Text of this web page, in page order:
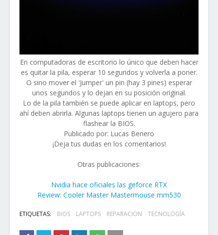
En computadoras de escritorio lo único que deben hacer
es quitar la pila, esperar 10 segundos y volverla a poner.
O sino mover el 'Jumper' un pin (hay 3 pines) esperar
unos segundos y lo dejan en su posición original.
Lo de la pila también se puede aplicar en laptops, pero
ahí deben abrirla. Algunas laptops tienen un agujero para
flashear la BIOS.
Publicado por: Lucas Benero
¡Deja tus dudas en los comentarios!
Otras publicaciones:
Nvidia hace oficiales las geforce RTX
Review: Cooler Master Mastermouse mm530
ETIQUETAS: BIOS LAPTOPS REPARACION TECNOLOGÍA